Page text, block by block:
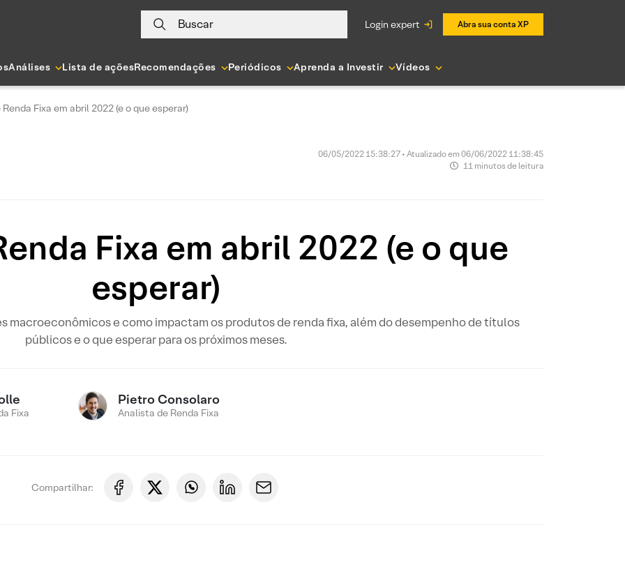
Buscar login expert Abra sua conta XP
Análises Lista de açõesRecomendações Periódicos Aprenda a Investir Vídeos
Fixa em abril 2022 (e o que esperar)
06/05/2022 15:38:27 • Atualizado em 06/06/2022 11:38:45
11 minutos de leitura
Fixa em abril 2022 (e o que
esperar)
macroeconômicos e como impactam os produtos de renda fixa, além do desempenho de títulos
públicos e o que esperar para os próximos meses.
Fixa
Pietro Consolaro
Analista de Renda Fixa
Compartilhar: